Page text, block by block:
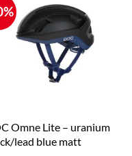
Omne Lite – uranium
lead blue matt